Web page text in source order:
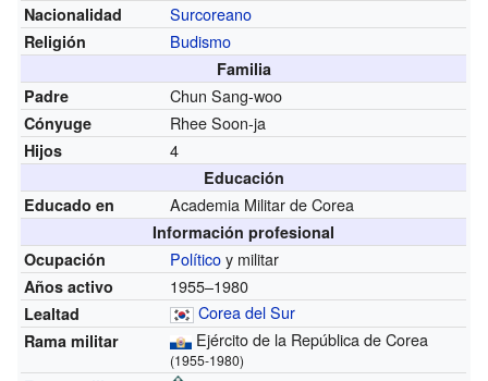
Nacionalidad Surcoreano
Religión Budismo
Familia
Padre
Chun Sang-woo
Cónyuge Rhee Soon-ja
Hijos 4
Educación
Educado en
Academia Militar de Corea
Información profesional
Ocupación
Políticoy militar
Años activo 1955–1980
Lealtad Corea del Sur
Rama militar Ejército de la República de Corea
(1955-1980)